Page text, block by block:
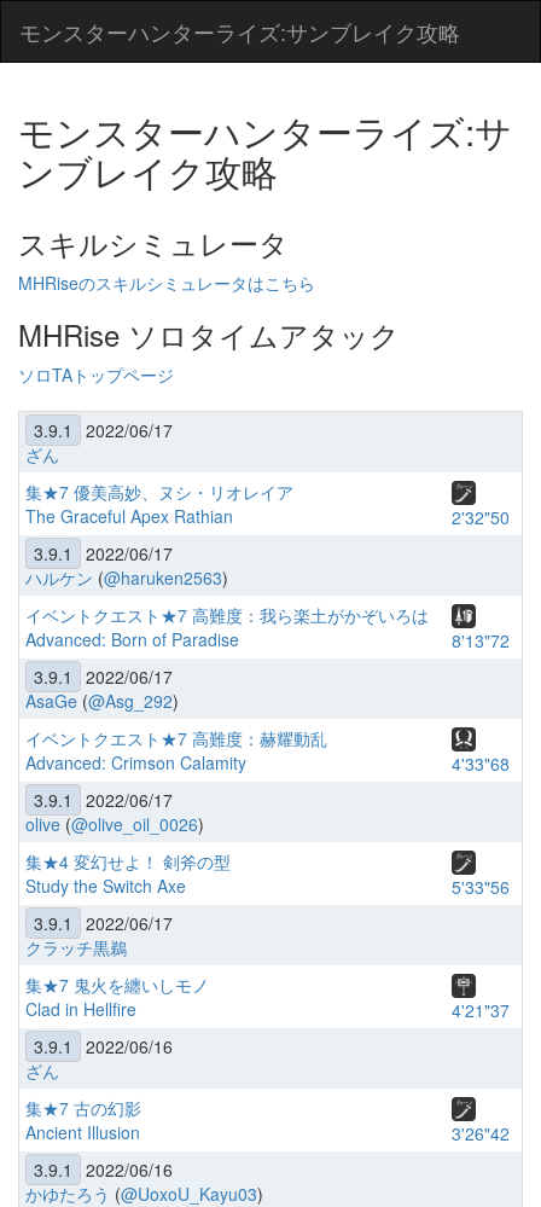
モンスターハンターライズ:サンブレイク攻略
モンスターハンターライズ:サ
ンブレイク攻略
スキルシミュレータ
MHRiseのスキルシミュレータはこちら
MHRise ソロタイムアタック
ソロTAトップページ
3.9.1
2022/06/17
ざん
集★7 優美高妙、ヌシ・リオレイア
The Graceful Apex Rathian
2'32"50
3.9.1
2022/06/17
ハルケン (@haruken2563)
イベントクエスト★7 高難度：我ら楽土がかぞいろは
Advanced: Born of Paradise
8'13"72
3.9.1
2022/06/17
AsaGe (@Asg_292)
イベントクエスト★7 高難度：赫耀動乱
Advanced: Crimson Calamity
4'33"68
3.9.1
2022/06/17
olive (@olive_oil_0026)
集★4 変幻せよ！ 剣斧の型
Study the Switch Axe
5'33"56
3.9.1
2022/06/17
クラッチ黒鵜
集★7 鬼火を纏いしモノ
Clad in Hellfire
4'21"37
3.9.1
2022/06/16
ざん
集★7 古の幻影
Ancient Illusion
3'26"42
3.9.1
2022/06/16
かゆたろう (@UoxoU_Kayu03)